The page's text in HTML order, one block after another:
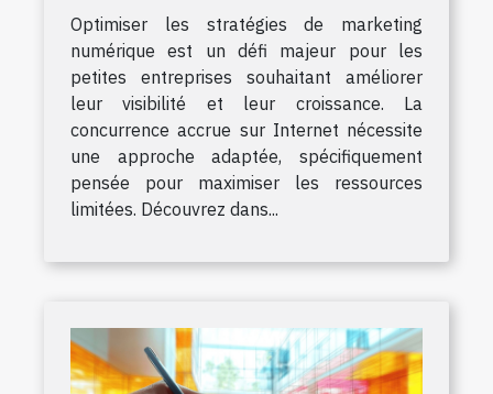
Optimiser les stratégies de marketing
numérique est un défi majeur pour les
petites entreprises souhaitant améliorer
leur visibilité et leur croissance. La
concurrence accrue sur Internet nécessite
une approche adaptée, spécifiquement
pensée pour maximiser les ressources
limitées. Découvrez dans...